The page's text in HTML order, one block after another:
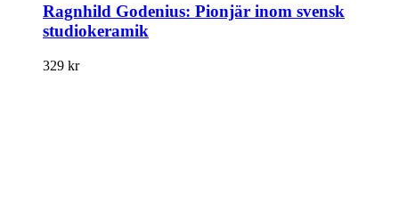
Ragnhild Godenius: Pionjär inom svensk
studiokeramik
329 kr